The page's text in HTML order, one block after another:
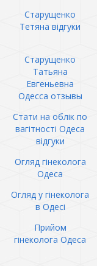
Старущенко
Тетяна відгуки
Старущенко
Татьяна
Евгеньевна
Одесса отзывы
Стати на облік по
вагітності Одеса
відгуки
Огляд гінеколога
Одеса
Огляд у гінеколога
в Одесі
Прийом
гінеколога Одеса